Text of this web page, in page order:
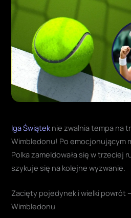
Iga Świątek nie zwalnia tempa na
Wimbledonu! Po emocjonującym
Polka zameldowała się w trzeciej
szykuje się na kolejne wyzwanie.
Zacięty pojedynek i wielki powrót
Wimbledonu